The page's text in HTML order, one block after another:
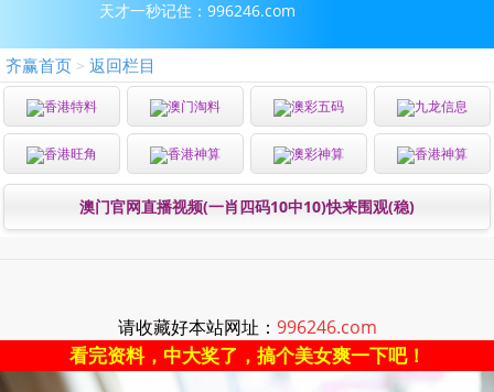
天才一秒记住：996246.com
齐赢首页 > 返回栏目
香港特料 澳门淘料 澳彩五码 九龙信息
香港旺角 香港神算 澳彩神算 香港神算
澳门官网直播视频(一肖四码10中10)快来围观(稳)
请收藏好本站网址： 996246.com
看完资料，中大奖了，搞个美女爽一下吧！